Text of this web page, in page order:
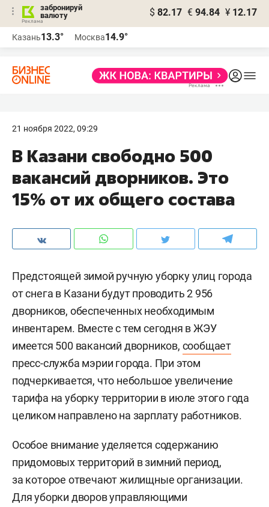
забронируй
валюту
$ 82.17 € 94.84 ¥ 12.17
Казань13.3° Москва14.9°
21 ноября 2022, 09:29
В Казани свободно 500
вакансий дворников. Это
15% от их общего состава
Предстоящей зимой ручную уборку улиц города
от снега в Казани будут проводить 2 956
дворников, обеспеченных необходимым
инвентарем. Вместе с тем сегодня в ЖЭУ
имеется 500 вакансий дворников, сообщает
пресс-служба мэрии города. При этом
подчеркивается, что небольшое увеличение
тарифа на уборку территории в июле этого года
целиком направлено на зарплату работников.
Особое внимание уделяется содержанию
придомовых территорий в зимний период,
за которое отвечают жилищные организации.
Для уборки дворов управляющими